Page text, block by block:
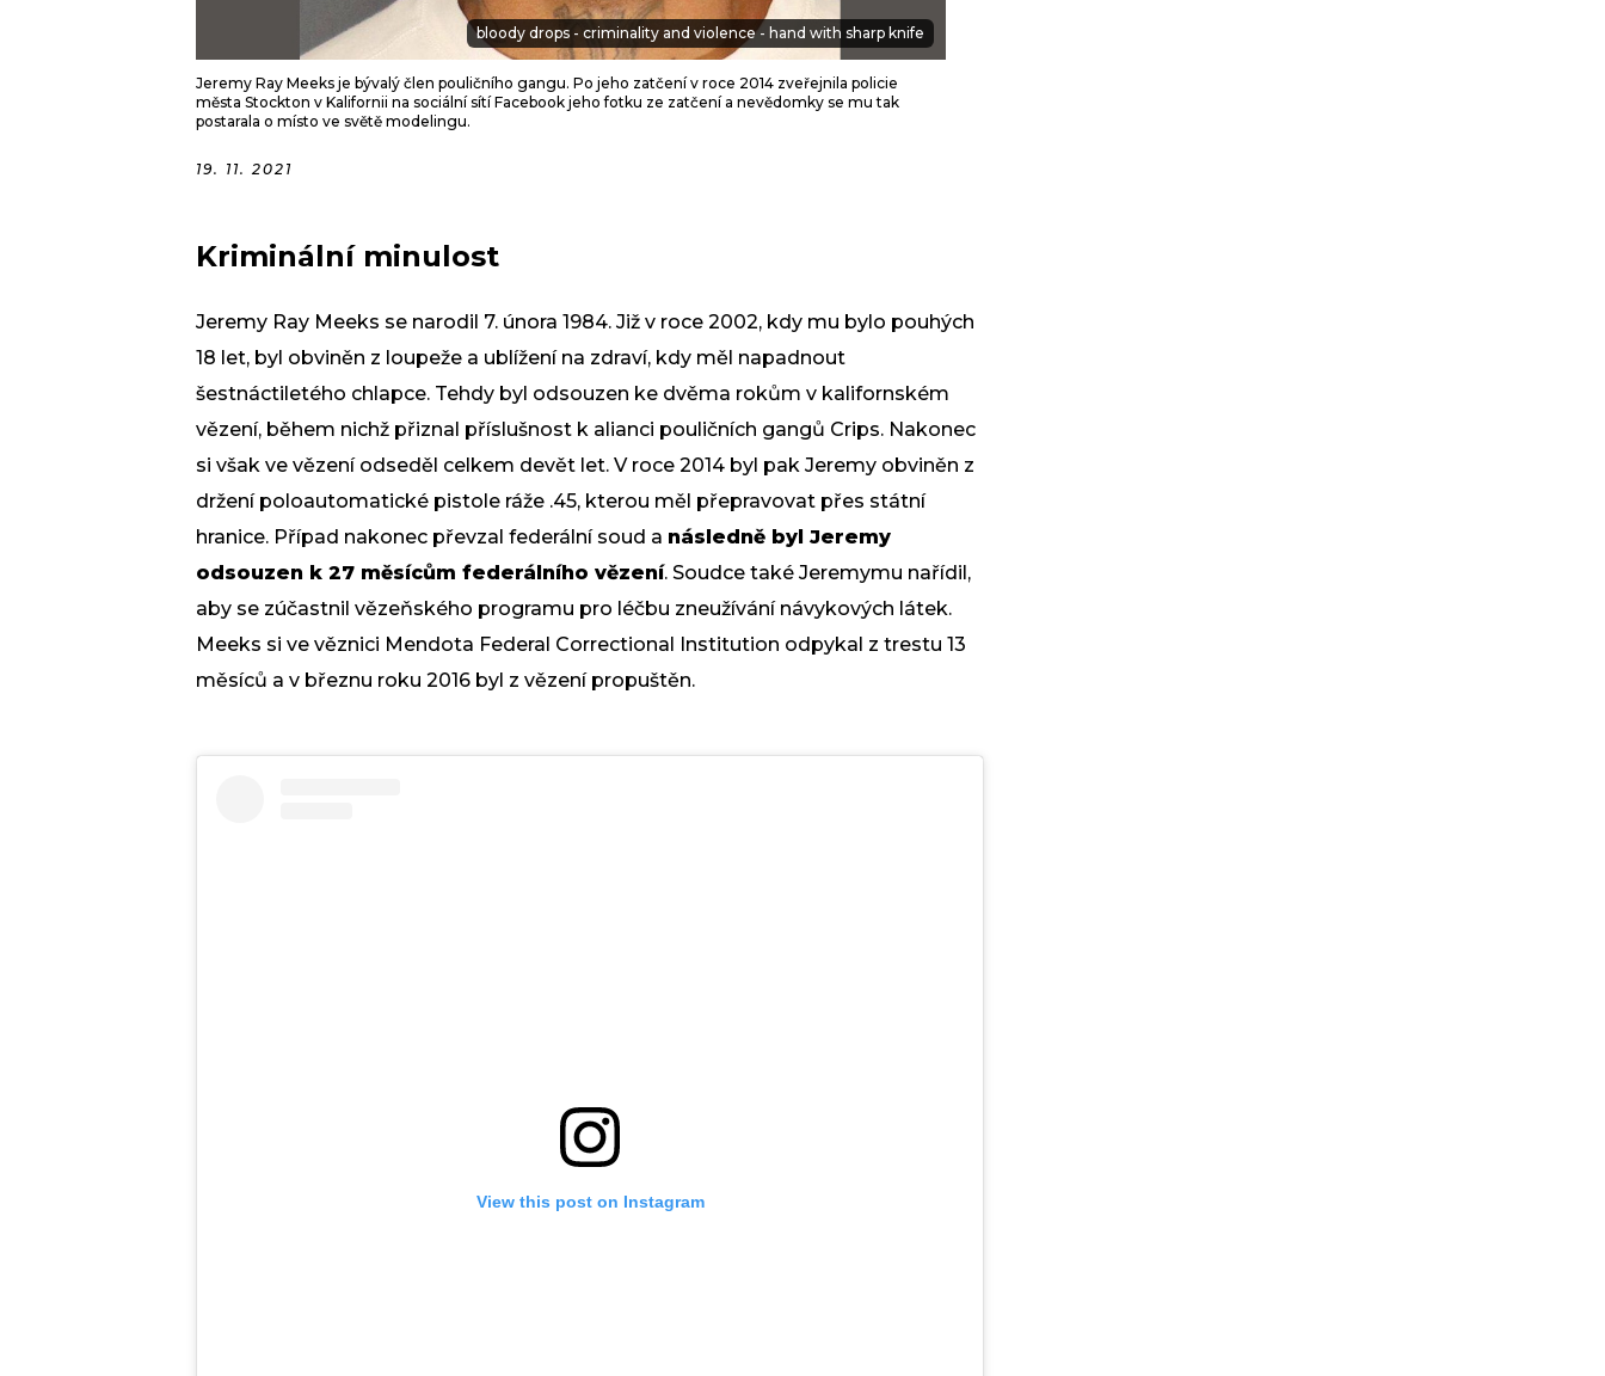
bloody drops - criminality and violence - hand with sharp knife
Jeremy Ray Meeks je bývalý člen pouličního gangu. Po jeho zatčení v roce 2014 zveřejnila policie
města Stockton v Kalifornii na sociální sítí Facebook jeho fotku ze zatčení a nevědomky se mu tak
postarala o místo ve světě modelingu.
19. 11. 2021
Kriminální minulost
Jeremy Ray Meeks se narodil 7. února 1984. Již v roce 2002, kdy mu bylo pouhých
18 let, byl obviněn z loupeže a ublížení na zdraví, kdy měl napadnout
šestnáctiletého chlapce. Tehdy byl odsouzen ke dvěma rokům v kalifornském
vězení, během nichž přiznal příslušnost k alianci pouličních gangů Crips. Nakonec
si však ve vězení odseděl celkem devět let. V roce 2014 byl pak Jeremy obviněn z
držení poloautomatické pistole ráže .45, kterou měl přepravovat přes státní
hranice. Případ nakonec převzal federální soud a následně byl Jeremy
odsouzen k 27 měsícům federálního vězení. Soudce také Jeremymu nařídil,
aby se zúčastnil vězeňského programu pro léčbu zneužívání návykových látek.
Meeks si ve věznici Mendota Federal Correctional Institution odpykal z trestu 13
měsíců a v březnu roku 2016 byl z vězení propuštěn.
View this post on Instagram